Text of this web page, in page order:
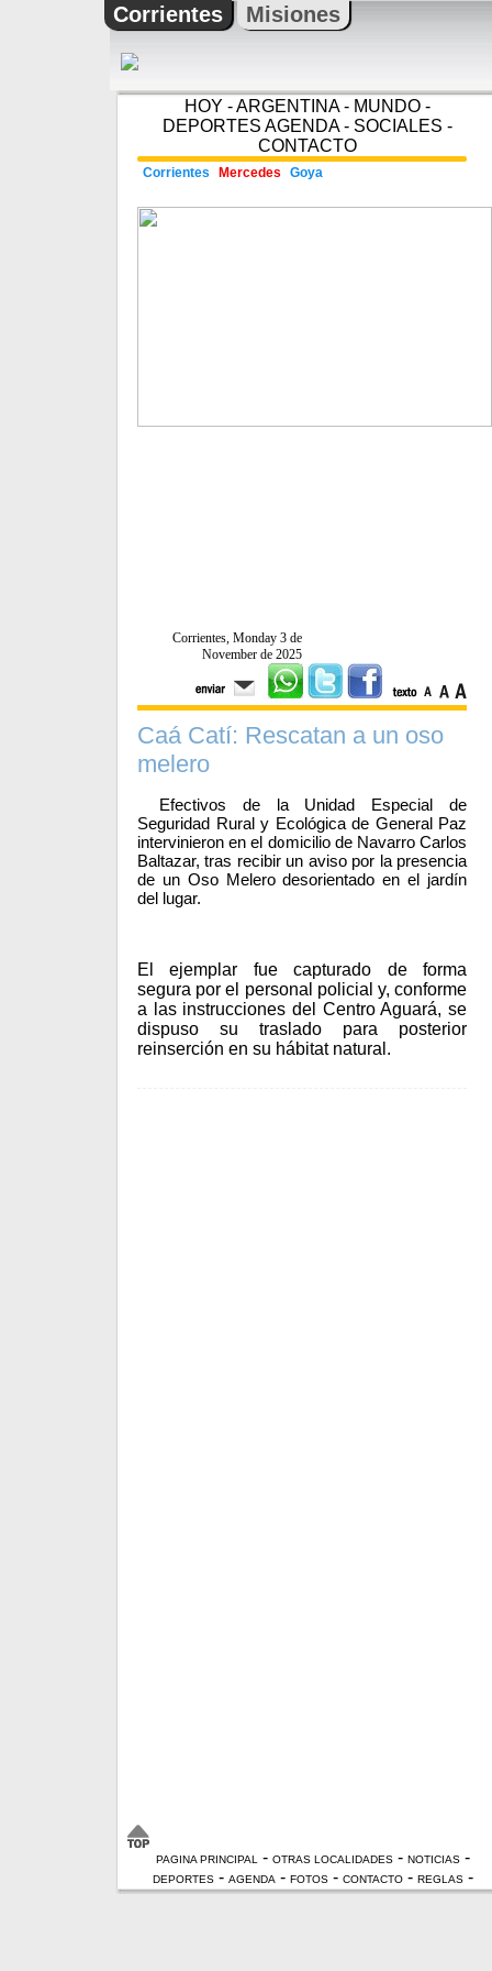
Corrientes Misiones
HOY -ARGENTINA- MUNDO -
DEPORTES AGENDA- SOCIALES -
CONTACTO
Corrientes Mercedes Goya
Corrientes, Monday 3 de
November de 2025
Caá Catí: Rescatan a un oso
melero
Efectivos de la Unidad Especial de
Seguridad Rural y Ecológica de General Paz
intervinieron en el domicilio de Navarro Carlos
Baltazar, tras recibir un aviso por la presencia
de un Oso Melero desorientado en el jardín
del lugar.
El ejemplar fue capturado de forma
segura por el personal policial y, conforme
a las instrucciones del Centro Aguará, se
dispuso su traslado para posterior
reinserción en su hábitat natural.
PAGINA PRINCIPAL - OTRAS LOCALIDADES - NOTICIAS -
DEPORTES - AGENDA - FOTOS - CONTACTO - REGLAS -